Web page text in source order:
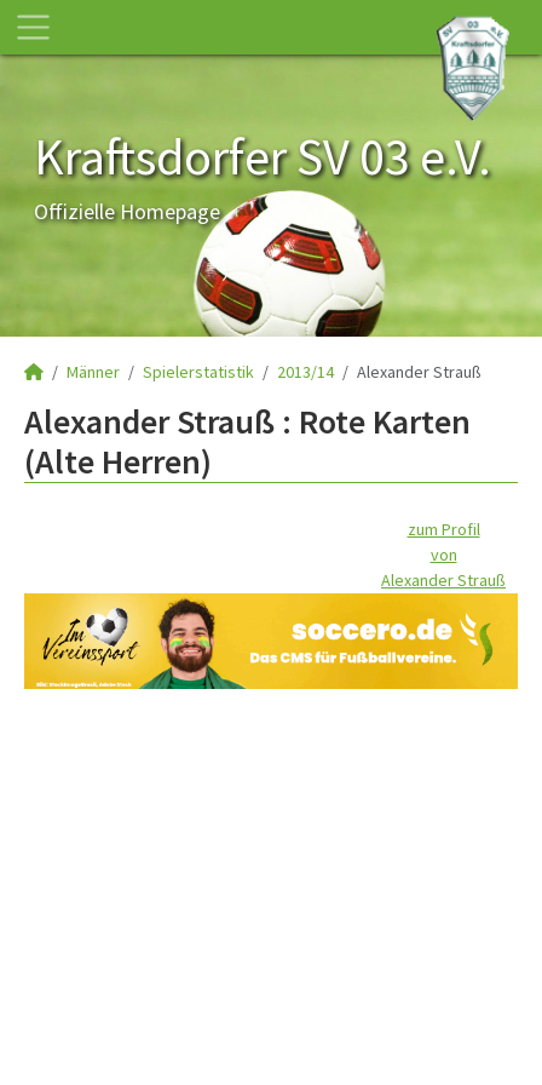
Kraftsdorfer SV 03 e.V.
Offizielle Homepage
Männer Spielerstatistik 2013/14 Alexander Strauß
Alexander Strauß : Rote Karten
(Alte Herren)
zum Profil
von
Alexander Strauß